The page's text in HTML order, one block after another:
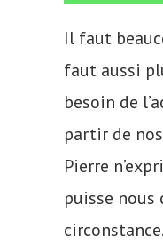
Il faut
faut aussi
besoin de
partir de
Pierre
puisse
circonstance.